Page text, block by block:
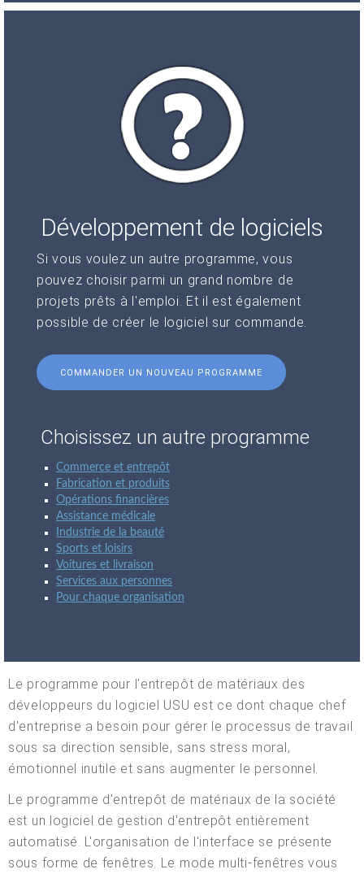
Développement de logiciels
Si vous voulez un autre programme, vous
pouvez choisir parmi un grand nombre de
projets prêts à l'emploi. Et il est également
possible de créer le logiciel sur commande.
COMMANDER UN NOUVEAU PROGRAMME
Choisissez un autre programme
Commerce et entrepôt
Fabrication et produits
Opérations financières
Assistance médicale
Industrie de la beauté
Sports et loisirs
Voitures et livraison
Services aux personnes
Pour chaque organisation
Le programme pour l'entrepôt de matériaux des
développeurs du logiciel USU est ce dont chaque chef
d'entreprise a besoin pour gérer le processus de travail
sous sa direction sensible, sans stress moral,
émotionnel inutile et sans augmenter le personnel.
Le programme d'entrepôt de matériaux de la société
est un logiciel de gestion d'entrepôt entièrement
automatisé. L'organisation de l'interface se présente
sous forme de fenêtres. Le mode multi-fenêtres vous